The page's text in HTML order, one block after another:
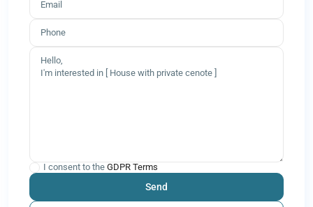
I consent to the GDPR Terms